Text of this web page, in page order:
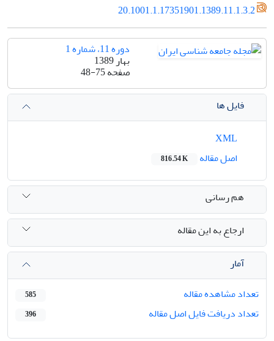
20.1001.1.17351901.1389.11.1.3.2
دوره 11، شماره 1
بهار 1389
صفحه48-75
فایل ها
اصل مقاله
816.54 K
هم رسانی
ارجاع به این مقاله
آمار
تعداد مشاهده مقاله
585
تعداد دریافت فایل اصل مقاله 396